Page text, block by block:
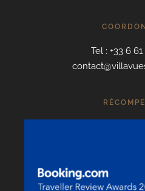
Tel : +33 6